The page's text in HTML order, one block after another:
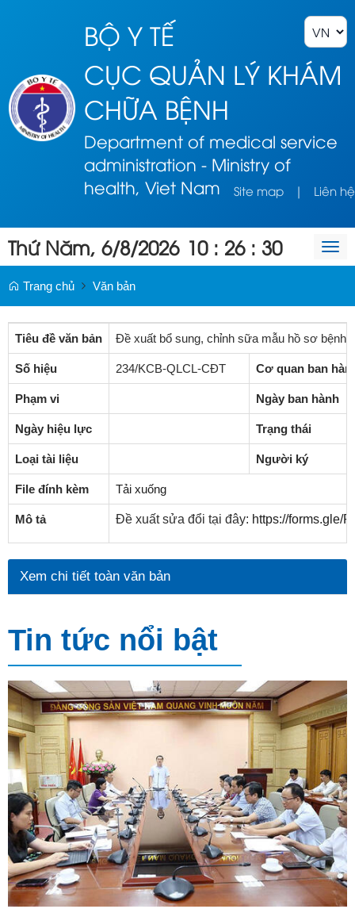
BỘ Y TẾ
CỤC QUẢN LÝ KHÁM
CHỮA BỆNH
Department of medical service
administration - Ministry of
health, Viet Nam
Site map | Liên hệ
Thứ Năm, 6/8/2026 10 : 26 : 30
Trang chủ Văn bản
Tiêu đề văn bản Đề xuất bổ sung, chỉnh sữa mẫu hồ sơ bệnh
Số hiệu 234/KCB-QLCL-CĐT Cơ quan ban
Phạm vi Ngày ban hành
Ngày hiệu lực Trạng thái
Loại tài liệu Người ký
File đính kèm Tải xuống
Mô tả Đề xuất sửa đổi tại đây: https://forms.gle/
Xem chi tiết toàn văn bản
Tin tức nổi bật